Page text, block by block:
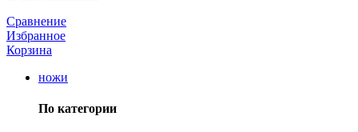
Сравнение
Избранное
Корзина
ножи
По категории